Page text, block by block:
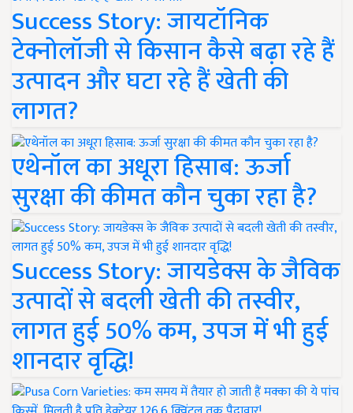
Success Story: जायटॉनिक
टेक्नोलॉजी से किसान कैसे बढ़ा रहे हैं
उत्पादन और घटा रहे हैं खेती की
लागत?
एथेनॉल का अधूरा हिसाब: ऊर्जा
सुरक्षा की कीमत कौन चुका रहा है?
Success Story: जायडेक्स के जैविक
उत्पादों से बदली खेती की तस्वीर,
लागत हुई 50% कम, उपज में भी हुई
शानदार वृद्धि!